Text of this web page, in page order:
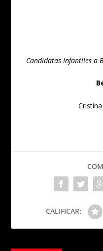
Candidatas Infantiles a
CALIFICAR: